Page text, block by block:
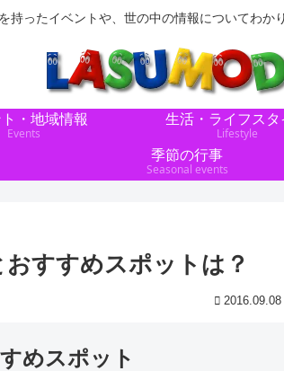
持ったイベントや、世の中の情報についてわか
・地域情報
Events
生活・ライフスタ
Lifestyle
季節の行事
Seasonal events
すすめスポットは？
2016.09.08
めスポット